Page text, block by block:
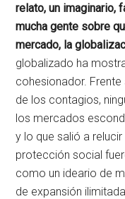
relato, un imaginario,
mucha gente sobre
mercado, la
globalizado ha
cohesionador. Frente
de los contagios,
los mercados
y lo que salió a
protección social
como un ideario de
de expansión